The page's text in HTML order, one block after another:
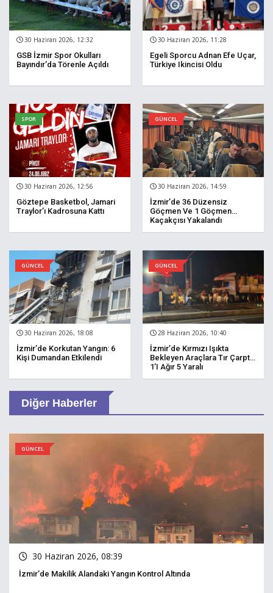
30 Haziran 2026, 12:32
GSB İzmir Spor Okulları
Bayındır’da Törenle Açıldı
30 Haziran 2026, 11:28
Egeli Sporcu Adnan Efe Uçar,
Türkiye Ikincisi Oldu
SPOR
30 Haziran 2026, 12:56
Göztepe Basketbol, Jamari
Traylor’ı Kadrosuna Kattı
GÜNCEL
30 Haziran 2026, 14:59
İzmir’de 36 Düzensiz
Göçmen Ve 1 Göçmen
Kaçakçısı Yakalandı
GÜNCEL
30 Haziran 2026, 18:08
İzmir’de Korkutan Yangın: 6
Kişi Dumandan Etkilendi
GÜNCEL
28 Haziran 2026, 10:40
İzmir’de Kırmızı Işıkta
Bekleyen Araçlara Tır Çarptı:
1’i Ağır 5 Yaralı
Diğer Haberler
GÜNCEL
30 Haziran 2026, 08:39
İzmir’de Makilik Alandaki Yangın Kontrol Altında